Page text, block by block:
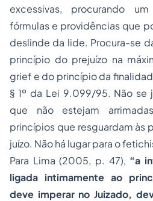
excessivas, procurando
fórmulas e providências que
deslinde da lide. Procura-se
princípio do prejuízo na
grief e do princípio da
§ 1º da Lei 9.099/95. Não se
que não estejam
princípios que resguardam às
juízo. Não há lugar para o
Para Lima (2005, p. 47), “a
ligada intimamente ao
deve imperar no Juizado,